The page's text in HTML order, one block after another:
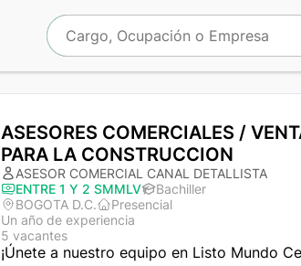
ASESORES COMERCIALES /
PARA LA CONSTRUCCION
ASESOR COMERCIAL CANAL DETALLISTA
ENTRE 1 Y 2 SMMLV
Bachiller
BOGOTA D.C.
Presencial
Un año de experiencia
5 vacantes
¡Únete a nuestro equipo en Listo Mundo